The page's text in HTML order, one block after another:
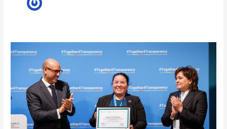
Panamá
reconocido
por
su
liderazgo
en